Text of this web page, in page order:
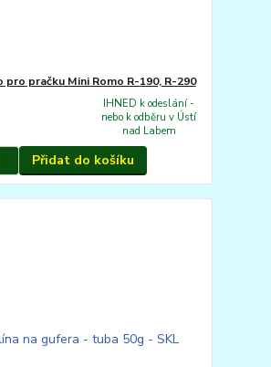
pro pračku Mini Romo R-190, R-290
IHNED k odeslání -
nebo k odběru v Ústí
nad Labem
Přidat do košíku